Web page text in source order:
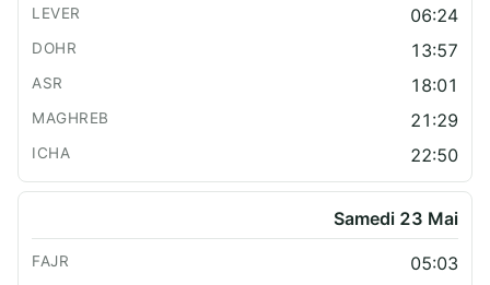
06:24
13:57
18:01
21:29
22:50
Samedi 23 Mai
05:03